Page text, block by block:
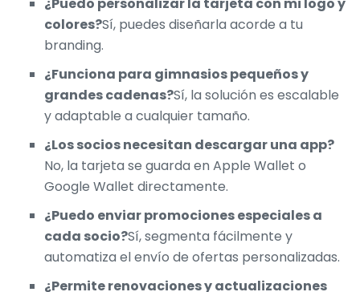
¿Puedo personalizar la tarjeta con mi logo y
colores?Sí, puedes diseñarla acorde a tu
branding.
¿Funciona para gimnasios pequeños y
grandes cadenas?Sí, la solución es escalable
y adaptable a cualquier tamaño.
¿Los socios necesitan descargar una app?
No, la tarjeta se guarda en Apple Wallet o
Google Wallet directamente.
¿Puedo enviar promociones especiales a
cada socio?Sí, segmenta fácilmente y
automatiza el envío de ofertas personalizadas.
¿Permite renovaciones y actualizaciones